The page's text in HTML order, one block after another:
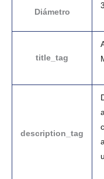
Diámetro
title_tag
description_tag